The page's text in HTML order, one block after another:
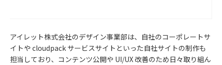
アイレット株式会社のデザイン事業部は、自社のコーポレートサ
イトや cloudpack サービスサイトといった自社サイトの制作も
担当しており、コンテンツ公開や UI/UX 改善のため日々取り組ん